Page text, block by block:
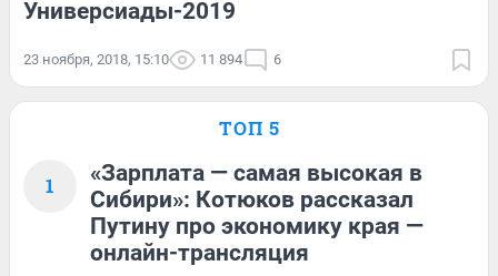
Универсиады-2019
23 ноября, 2018, 15:10 11 894 6
ТОП 5
1
«Зарплата — самая высокая в
Сибири»: Котюков рассказал
Путину про экономику края —
онлайн-трансляция